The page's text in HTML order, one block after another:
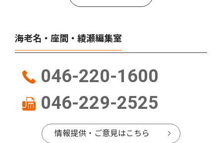
海老名・座間・綾瀬編集室
046-220-1600
046-229-2525
情報提供・ご意見はこちら